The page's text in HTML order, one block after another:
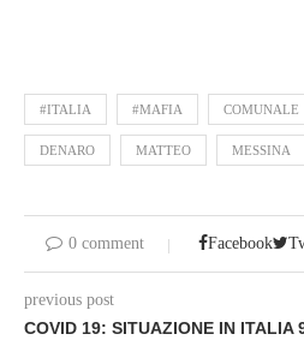
#ITALIA #MAFIA COMUNALE
DENARO MATTEO MESSINA
0 comment Facebook
previous post
COVID 19: SITUAZIONE IN ITALIA